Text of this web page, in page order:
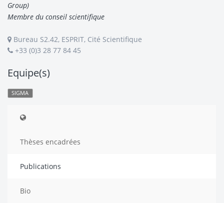
Group)
Membre du conseil scientifique
Bureau S2.42, ESPRIT, Cité Scientifique
+33 (0)3 28 77 84 45
Equipe(s)
SIGMA
Thèses encadrées
Publications
Bio